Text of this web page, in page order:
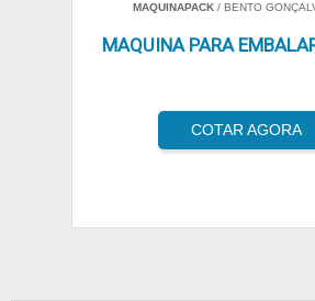
MAQUINAPACK/ BENTO
MAQUINA PARA
COTAR AGORA